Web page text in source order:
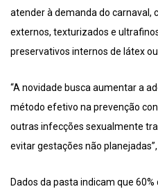
atender à demanda do carnaval,
externos, texturizados e
preservativos internos de látex
“A novidade busca aumentar a
método efetivo na prevenção
outras infecções sexualmente
evitar gestações não
Dados da pasta indicam que